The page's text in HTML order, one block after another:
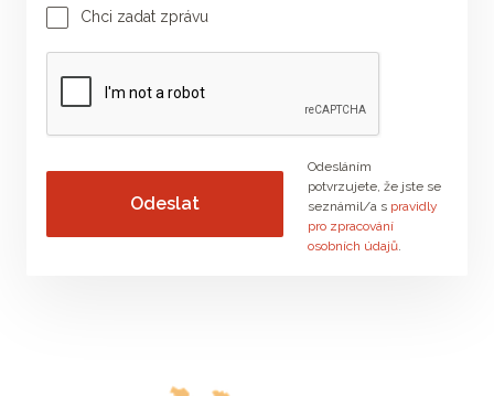
Chci zadat zprávu
Vaše zpráva
Odesláním
potvrzujete, že jste se
seznámil/a s pravidly
pro zpracování
osobních údajů.